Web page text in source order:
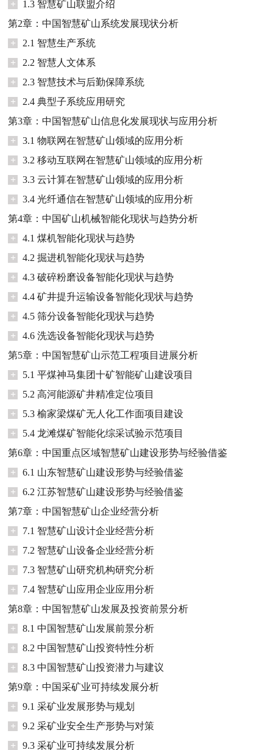
+
1.3 智慧矿山联盟介绍
第2章：中国智慧矿山系统发展现状分析
+
2.1 智慧生产系统
+
2.2 智慧人文体系
+
2.3 智慧技术与后勤保障系统
+
2.4 典型子系统应用研究
第3章：中国智慧矿山信息化发展现状与应用分析
+
3.1 物联网在智慧矿山领域的应用分析
+
3.2 移动互联网在智慧矿山领域的应用分析
+
3.3 云计算在智慧矿山领域的应用分析
+
3.4 光纤通信在智慧矿山领域的应用分析
第4章：中国矿山机械智能化现状与趋势分析
+
4.1 煤机智能化现状与趋势
+
4.2 掘进机智能化现状与趋势
+
4.3 破碎粉磨设备智能化现状与趋势
+
4.4 矿井提升运输设备智能化现状与趋势
+
4.5 筛分设备智能化现状与趋势
+
4.6 洗选设备智能化现状与趋势
第5章：中国智慧矿山示范工程项目进展分析
+
5.1 平煤神马集团十矿智能矿山建设项目
+
5.2 高河能源矿井精准定位项目
+
5.3 榆家梁煤矿无人化工作面项目建设
+
5.4 龙滩煤矿智能化综采试验示范项目
第6章：中国重点区域智慧矿山建设形势与经验借鉴
+
6.1 山东智慧矿山建设形势与经验借鉴
+
6.2 江苏智慧矿山建设形势与经验借鉴
第7章：中国智慧矿山企业经营分析
+
7.1 智慧矿山设计企业经营分析
+
7.2 智慧矿山设备企业经营分析
+
7.3 智慧矿山研究机构研究分析
+
7.4 智慧矿山应用企业应用分析
第8章：中国智慧矿山发展及投资前景分析
+
8.1 中国智慧矿山发展前景分析
+
8.2 中国智慧矿山投资特性分析
+
8.3 中国智慧矿山投资潜力与建议
第9章：中国采矿业可持续发展分析
+
9.1 采矿业发展形势与规划
+
9.2 采矿业安全生产形势与对策
+
9.3 采矿业可持续发展分析